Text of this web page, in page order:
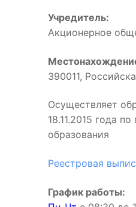
Учредитель:
Акционерное
390011,
Осуществляет
18.11.2015 года
образования
Реестровая